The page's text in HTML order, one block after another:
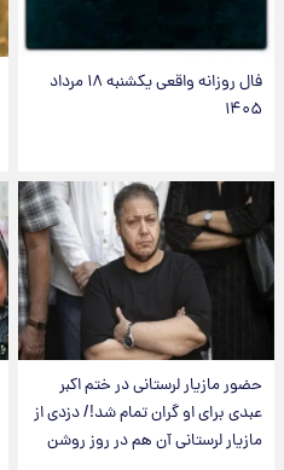
فال روزانه واقعی یکشنبه ۱۸ مرداد
۱۴۰۵
حضور مازیار لرستانی در ختم اکبر
عبدی برای او گران تمام شد!/ دزدی از
مازیار لرستانی آن هم در روز روشن